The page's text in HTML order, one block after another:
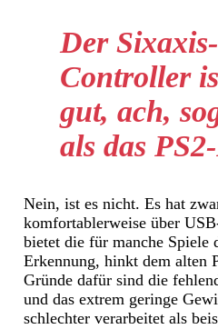
Der Sixaxis-
Controller
gut, ach,
als das
Nein, ist es nicht. Es hat
komfortablerweise über
bietet die für manche Spiele
Erkennung, hinkt dem alten
Gründe dafür sind die
und das extrem geringe
schlechter verarbeitet als